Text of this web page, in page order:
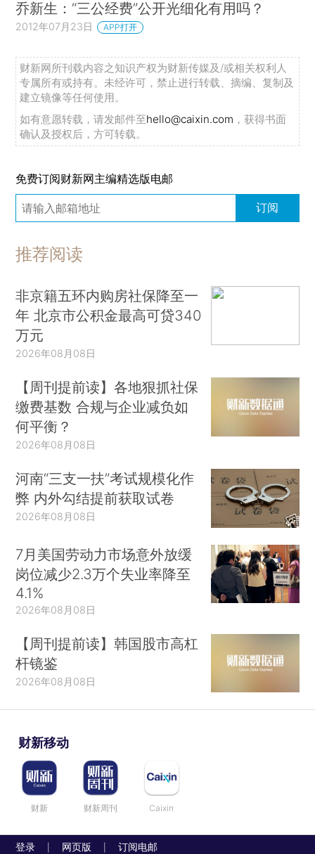
乔新生：“三公经费”公开光细化有用吗？
2012年07月23日 APP打开
财新网所刊载内容之知识产权为财新传媒及/或相关权利人
专属所有或持有。未经许可，禁止进行转载、摘编、复制及
建立镜像等任何使用。
如有意愿转载，请发邮件至hello@caixin.com ，获得书面
确认及授权后，方可转载。
免费订阅财新网主编精选版电邮
订阅
推荐阅读
非京籍五环内购房社保降至一
年 北京市公积金最高可贷340
万元
2026年08月08日
【周刊提前读】各地狠抓社保
缴费基数 合规与企业减负如
何平衡？
2026年08月08日
河南“三支一扶”考试规模化作
弊 内外勾结提前获取试卷
2026年08月08日
7月美国劳动力市场意外放缓
岗位减少2.3万个失业率降至
4.1%
2026年08月08日
【周刊提前读】韩国股市高杠
杆镜鉴
2026年08月08日
财新移动
财新 财新周刊 Caixin
登录 网页版 订阅电邮